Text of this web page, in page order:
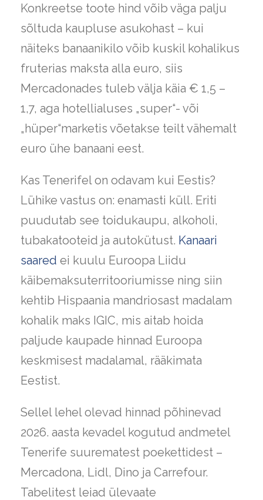
Konkreetse toote hind võib väga palju
sõltuda kaupluse asukohast – kui
näiteks banaanikilo võib kuskil kohalikus
fruterias maksta alla euro, siis
Mercadonades tuleb välja käia € 1,5 –
1,7, aga hotellialuses „super“- või
„hüper“marketis võetakse teilt vähemalt
euro ühe banaani eest.
Kas Tenerifel on odavam kui Eestis?
Lühike vastus on: enamasti küll. Eriti
puudutab see toidukaupu, alkoholi,
tubakatooteid ja autokütust. Kanaari
saared ei kuulu Euroopa Liidu
käibemaksuterritooriumisse ning siin
kehtib Hispaania mandriosast madalam
kohalik maks IGIC, mis aitab hoida
paljude kaupade hinnad Euroopa
keskmisest madalamal, rääkimata
Eestist.
Sellel lehel olevad hinnad põhinevad
2026. aasta kevadel kogutud andmetel
Tenerife suurematest poekettidest –
Mercadona, Lidl, Dino ja Carrefour.
Tabelitest leiad ülevaate